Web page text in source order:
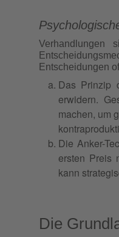
Verhandlungen
Entscheidungen
Das Prinzip
erwidern.
machen, um
Die Anker-
ersten Preis
kann
Die